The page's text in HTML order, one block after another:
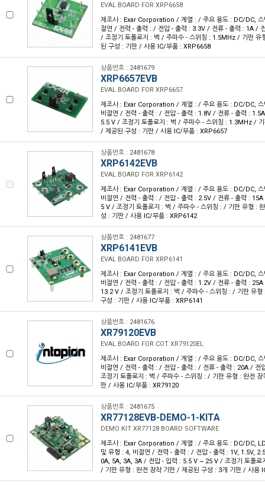
EVAL BOARD FOR XRP6658
제조사 : Exar Corporation / 계열 : / 주요 용도 : DC/DC, 스
절연 / 전력 - 출력 : / 전압 - 출력 : 3.3V / 전류 - 출력 : 1A /
/ 조정기 토폴로지 : 벅 / 주파수 - 스위칭 : 1.5MHz / 기판 유
된 구성 : 기판 / 사용 IC/부품 : XRP6658
상품번호 : 2481679
XRP6657EVB
EVAL BOARD FOR XRP6657
제조사 : Exar Corporation / 계열 : / 주요 용도 : DC/DC, 스
비절연 / 전력 - 출력 : / 전압 - 출력 : 1.8V / 전류 - 출력 :
5.5 V / 조정기 토폴로지 : 벅 / 주파수 - 스위칭 : 1.3MHz /
/ 제공된 구성 : 기판 / 사용 IC/부품 : XRP6657
상품번호 : 2481678
XRP6142EVB
EVAL BOARD FOR XRP6142
제조사 : Exar Corporation / 계열 : / 주요 용도 : DC/DC, 스
비절연 / 전력 - 출력 : / 전압 - 출력 : 2.5V / 전류 - 출력 :
5 V / 조정기 토폴로지 : 벅 / 주파수 - 스위칭 : / 기판 유형 :
성 : 기판 / 사용 IC/부품 : XRP6142
상품번호 : 2481677
XRP6141EVB
EVAL BOARD FOR XRP6141
제조사 : Exar Corporation / 계열 : / 주요 용도 : DC/DC, 스
비절연 / 전력 - 출력 : / 전압 - 출력 : 1.2V / 전류 - 출력 :
13.2 V / 조정기 토폴로지 : 벅 / 주파수 - 스위칭 : / 기판 유형
구성 : 기판 / 사용 IC/부품 : XRP6141
상품번호 : 2481676
XR79120EVB
EVAL BOARD FOR COT XR79120EL
제조사 : Exar Corporation / 계열 : / 주요 용도 : DC/DC, 스
비절연 / 전력 - 출력 : / 전압 - 출력 : / 전류 - 출력 : 20A / 전
조정기 토폴로지 : 벅 / 주파수 - 스위칭 : / 기판 유형 : 완전
판 / 사용 IC/부품 : XR79120
상품번호 : 2481675
XR77128EVB-DEMO-1-KITA
DEMO KIT XR77128 BOARD SOFTWARE
제조사 : Exar Corporation / 계열 : / 주요 용도 : DC/DC,
및 유형 : 4, 비절연 / 전력 - 출력 : / 전압 - 출력 : 1V, 1.5V,
0A, 5A, 3A, 3A / 전압 - 입력 : 5.5 V ~ 25 V / 조정기 토폴로
/ 기판 유형 : 완전 장착 기판 / 제공된 구성 : 3개 기판 / 사용